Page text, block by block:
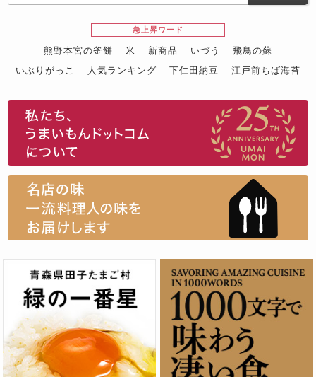
急上昇ワード
熊野本宮の釜餅 米 新商品 いづう
飛鳥の蘇
いぶりがっこ
人気ランキング 下仁田納豆
江戸前ちば海苔